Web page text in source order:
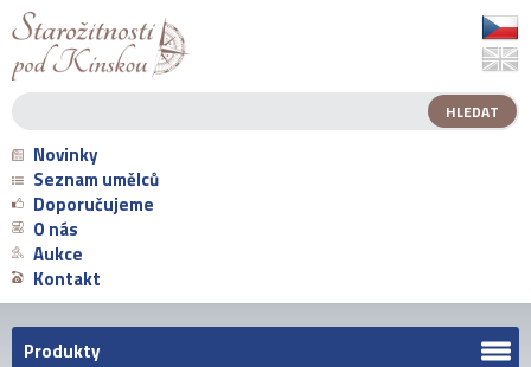
Novinky
Seznam umělců
Doporučujeme
O nás
Aukce
Kontakt
Produkty